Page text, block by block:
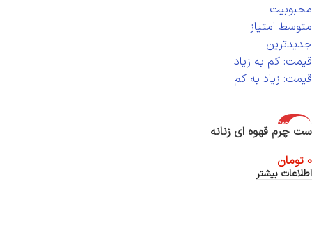
محبوبیت
متوسط امتیاز
جدیدترین
قیمت: کم به زیاد
قیمت: زیاد به کم
اتمام موجود
ی
ست چرم قهوه ای زنانه
0 تومان
اطلاعات بیشتر